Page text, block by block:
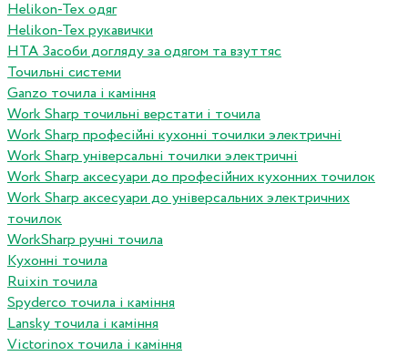
Helikon-Tex одяг
Helikon-Tex рукавички
HTA Засоби догляду за одягом та взуттяс
Точильні системи
Ganzo точила і каміння
Work Sharp точильні верстати і точила
Work Sharp професiйнi кухоннi точилки электричнi
Work Sharp унiверсальнi точилки электричнi
Work Sharp аксесуари до професiйних кухонних точилок
Work Sharp аксесуари до унiверсальних электричних
точилок
WorkSharp ручні точила
Кухонні точила
Ruixin точила
Spyderco точила і каміння
Lansky точила і каміння
Victorinox точила і каміння